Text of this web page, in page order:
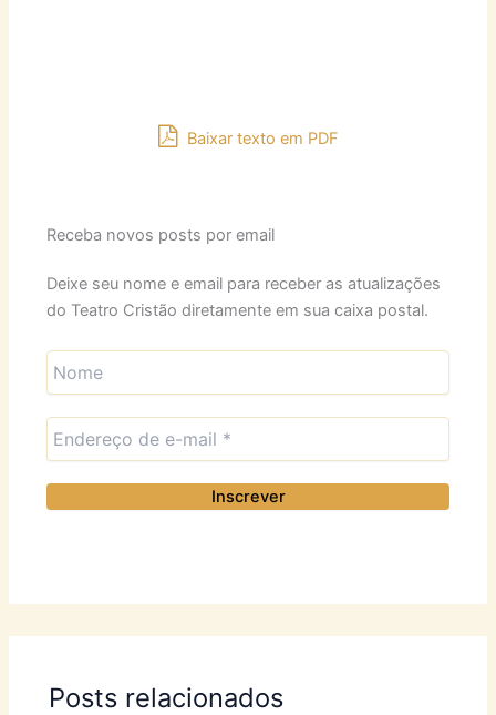
Baixar texto em PDF
Receba novos posts por email
Deixe seu nome e email para receber as atualizações
do Teatro Cristão diretamente em sua caixa postal.
Posts relacionados